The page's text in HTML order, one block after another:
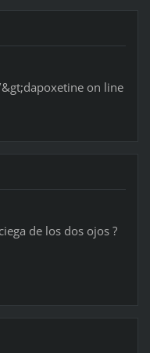
on line
de los dos ojos ?